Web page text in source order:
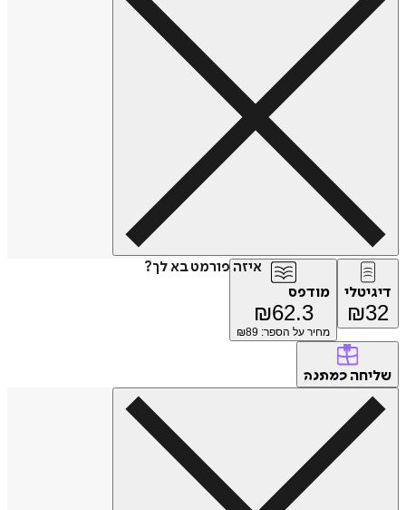
איזה פורמט בא לך?
דיגיטלי
₪32
מודפס
₪62.3
מחיר על הספר: ₪ 89
שליחה כמתנה